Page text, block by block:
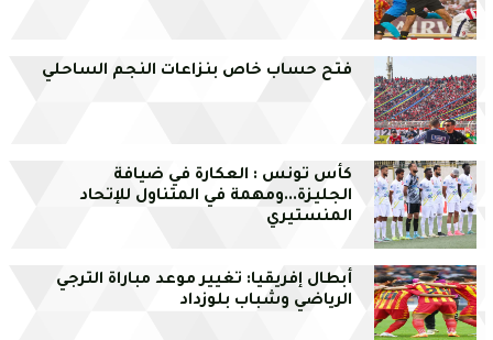
فتح حساب خاص بنزاعات النجم الساحلي
كأس تونس : العكارة في ضيافة
الجليزة...ومهمة في المتناول للإتحاد
المنستيري
أبطال إفريقيا: تغيير موعد مباراة الترجي
الرياضي وشباب بلوزداد